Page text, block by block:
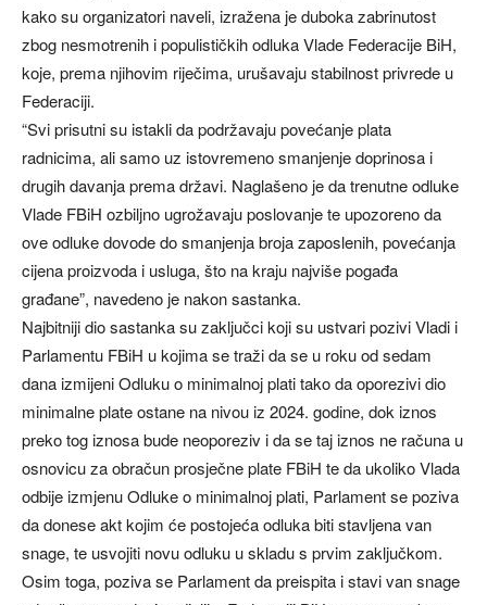
kako su organizatori naveli, izražena je duboka zabrinutost
zbog nesmotrenih i populističkih odluka Vlade Federacije BiH,
koje, prema njihovim riječima, urušavaju stabilnost privrede u
Federaciji.
“Svi prisutni su istakli da podržavaju povećanje plata
radnicima, ali samo uz istovremeno smanjenje doprinosa i
drugih davanja prema državi. Naglašeno je da trenutne odluke
Vlade FBiH ozbiljno ugrožavaju poslovanje te upozoreno da
ove odluke dovode do smanjenja broja zaposlenih, povećanja
cijena proizvoda i usluga, što na kraju najviše pogađa
građane”, navedeno je nakon sastanka.
Najbitniji dio sastanka su zaključci koji su ustvari pozivi Vladi i
Parlamentu FBiH u kojima se traži da se u roku od sedam
dana izmijeni Odluku o minimalnoj plati tako da oporezivi dio
minimalne plate ostane na nivou iz 2024. godine, dok iznos
preko tog iznosa bude neoporeziv i da se taj iznos ne računa u
osnovicu za obračun prosječne plate FBiH te da ukoliko Vlada
odbije izmjenu Odluke o minimalnoj plati, Parlament se poziva
da donese akt kojim će postojeća odluka biti stavljena van
snage, te usvojiti novu odluku u skladu s prvim zaključkom.
Osim toga, poziva se Parlament da preispita i stavi van snage